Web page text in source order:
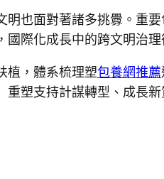
也面對著諸多挑釁。重
際化成長中的跨文明治
植，體系梳理塑包養網推薦
塑支持計謀轉型、成長新